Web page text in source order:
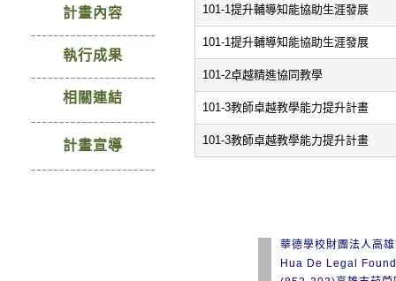
計畫內容
執行成果
相關連結
計畫宣導
101-1提升輔導知能協助生涯發展
101-1提升輔導知能協助生涯發展
101-2卓越精進協同教學
101-3教師卓越教學能力提升計畫
101-3教師卓越教學能力提升計畫
華德學校財團法人高
Hua De Legal